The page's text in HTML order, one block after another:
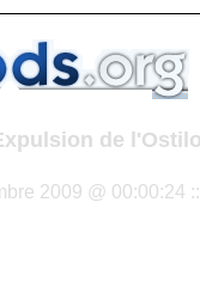
de
2009 @ 00:00:24